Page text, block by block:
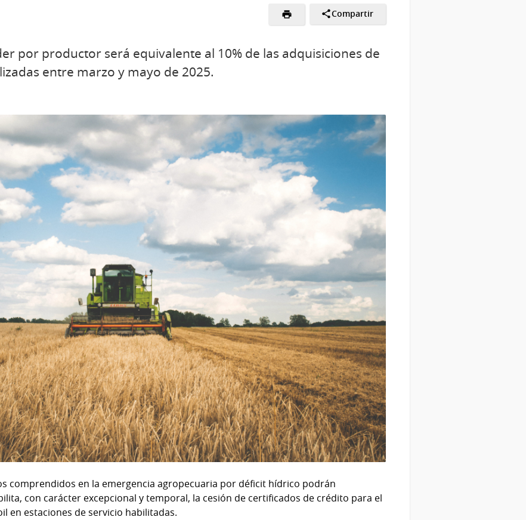
Compartir
por productor será equivalente al 10% de las adquisiciones de
entre marzo y mayo de 2025.
comprendidos en la emergencia agropecuaria por déficit hídrico podrán
con carácter excepcional y temporal, la cesión de certificados de crédito para el
en estaciones de servicio habilitadas.